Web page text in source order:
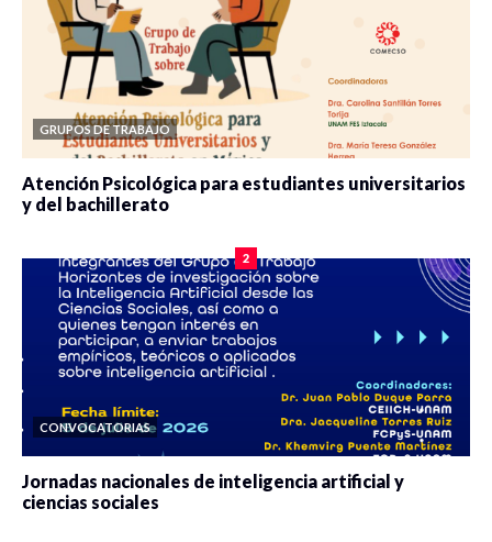
GRUPOS DE TRABAJO
Atención Psicológica para estudiantes universitarios
y del bachillerato
2
CONVOCATORIAS
Jornadas nacionales de inteligencia artificial y
ciencias sociales